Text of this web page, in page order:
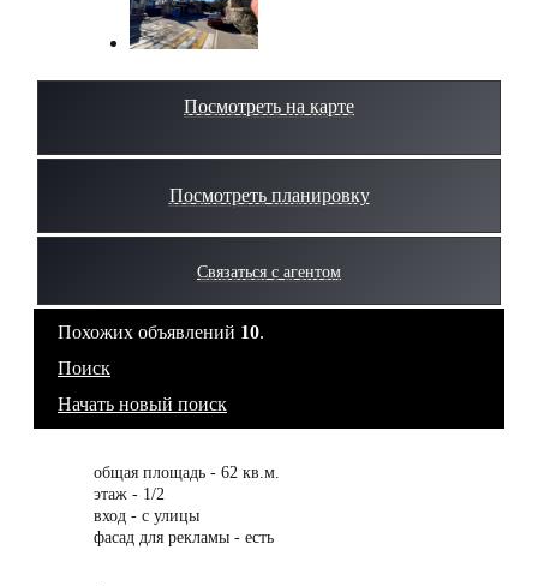
Посмотреть на карте
Посмотреть планировку
Связаться с агентом
Похожих объявлений 10.
Поиск
Начать новый поиск
общая площадь - 62 кв.м.
этаж - 1/2
вход - с улицы
фасад для рекламы - есть